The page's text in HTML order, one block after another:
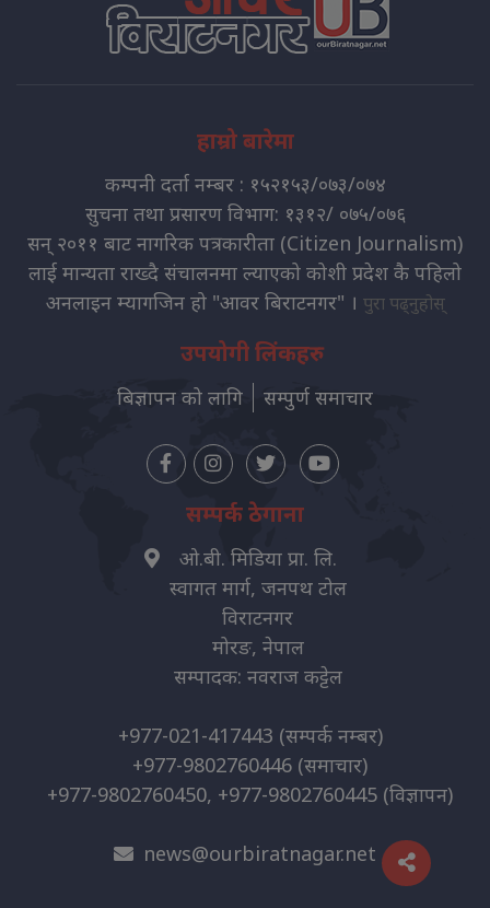
हाम्रो बारेमा
कम्पनी दर्ता नम्बर : १५२१५३/०७३/०७४
सुचना तथा प्रसारण विभाग: १३१२/ ०७५/०७६
सन् २०११ बाट नागरिक पत्रकारीता (Citizen Journalism)
लाई मान्यता राख्दै संचालनमा ल्याएको कोशी प्रदेश कै पहिलो
अनलाइन म्यागजिन हो "आवर बिराटनगर" । पुरा पढ्नुहोस्
उपयोगी लिंकहरु
बिज्ञापन को लागि सम्पुर्ण समाचार
सम्पर्क ठेगाना
ओ.बी. मिडिया प्रा. लि.
स्वागत मार्ग, जनपथ टोल
विराटनगर
मोरङ, नेपाल
सम्पादक: नवराज कट्टेल
+977-021-417443 (सम्पर्क नम्बर)
+977-9802760446 (समाचार)
+977-9802760450, +977-9802760445 (विज्ञापन)
news@ourbiratnagar.net